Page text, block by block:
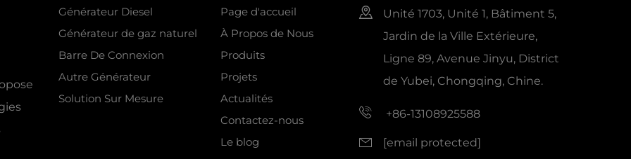
Générateur Diesel
Générateur de gaz naturel
Barre De Connexion
Autre Générateur
Solution Sur Mesure
Page d'accueil
À Propos de Nous
Produits
Projets
Actualités
Contactez-nous
Le blog
Unité 1703, Unité 1, Bâtiment 5,
Jardin de la Ville Extérieure,
Ligne 89, Avenue Jinyu, District
de Yubei, Chongqing, Chine.
+86-13108925588
[email protected]